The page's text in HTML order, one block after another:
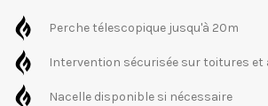
Perche télescopique jusqu'à 20m
Intervention sécurisée sur toitures et
Nacelle disponible si nécessaire